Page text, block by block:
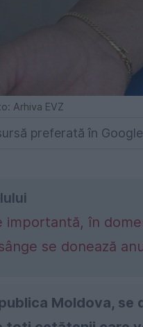
Arhiva EVZ
preferată în Google
importantă, în
se donează
Moldova,